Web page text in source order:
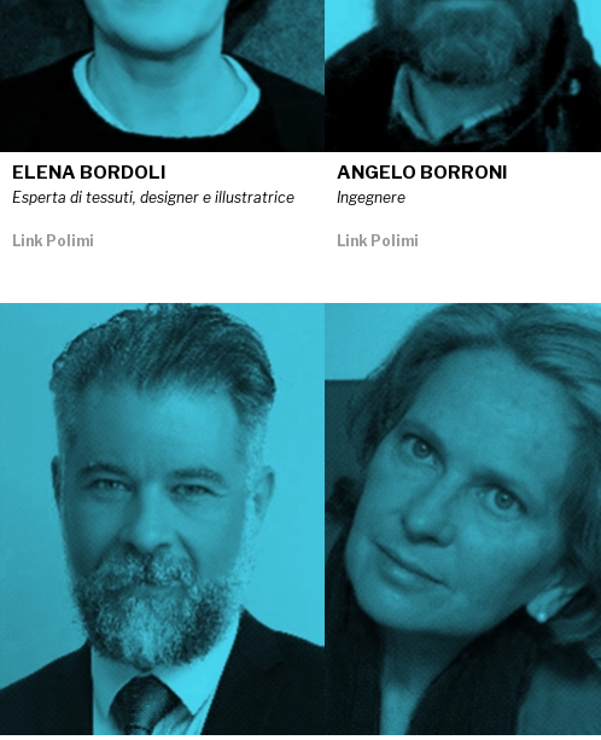
ELENA BORDOLI
Esperta di tessuti, designer e illustratrice
Link Polimi
ANGELO BORRONI
Ingegnere
Link Polimi